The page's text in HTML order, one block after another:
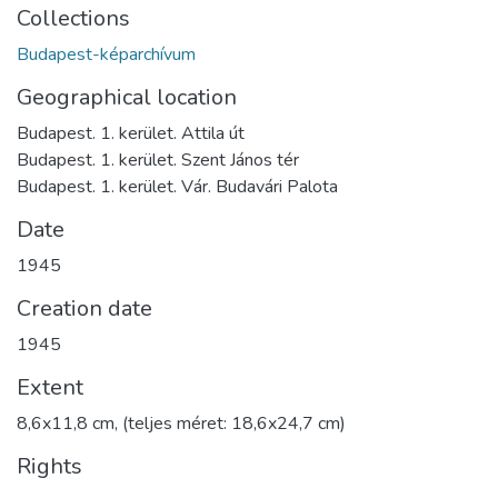
Collections
Budapest-képarchívum
Geographical location
Budapest. 1. kerület. Attila út
Budapest. 1. kerület. Szent János tér
Budapest. 1. kerület. Vár. Budavári Palota
Date
1945
Creation date
1945
Extent
8,6x11,8 cm, (teljes méret: 18,6x24,7 cm)
Rights